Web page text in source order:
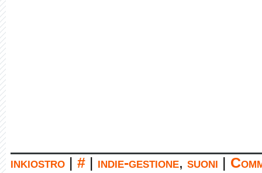
inkiostro # indie-gestione, suoni